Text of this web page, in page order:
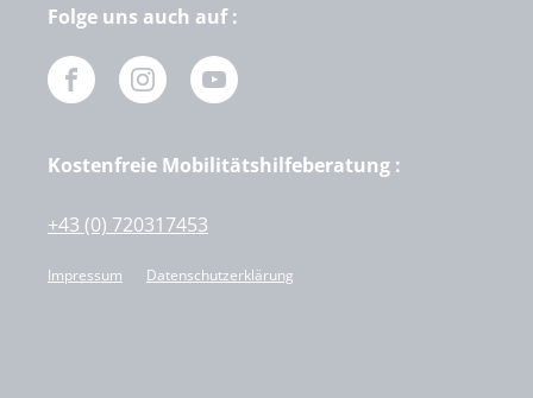
Folge uns auch auf :
Kostenfreie Mobilitätshilfeberatung :
+43 (0) 720317453
Impressum Datenschutzerklärung